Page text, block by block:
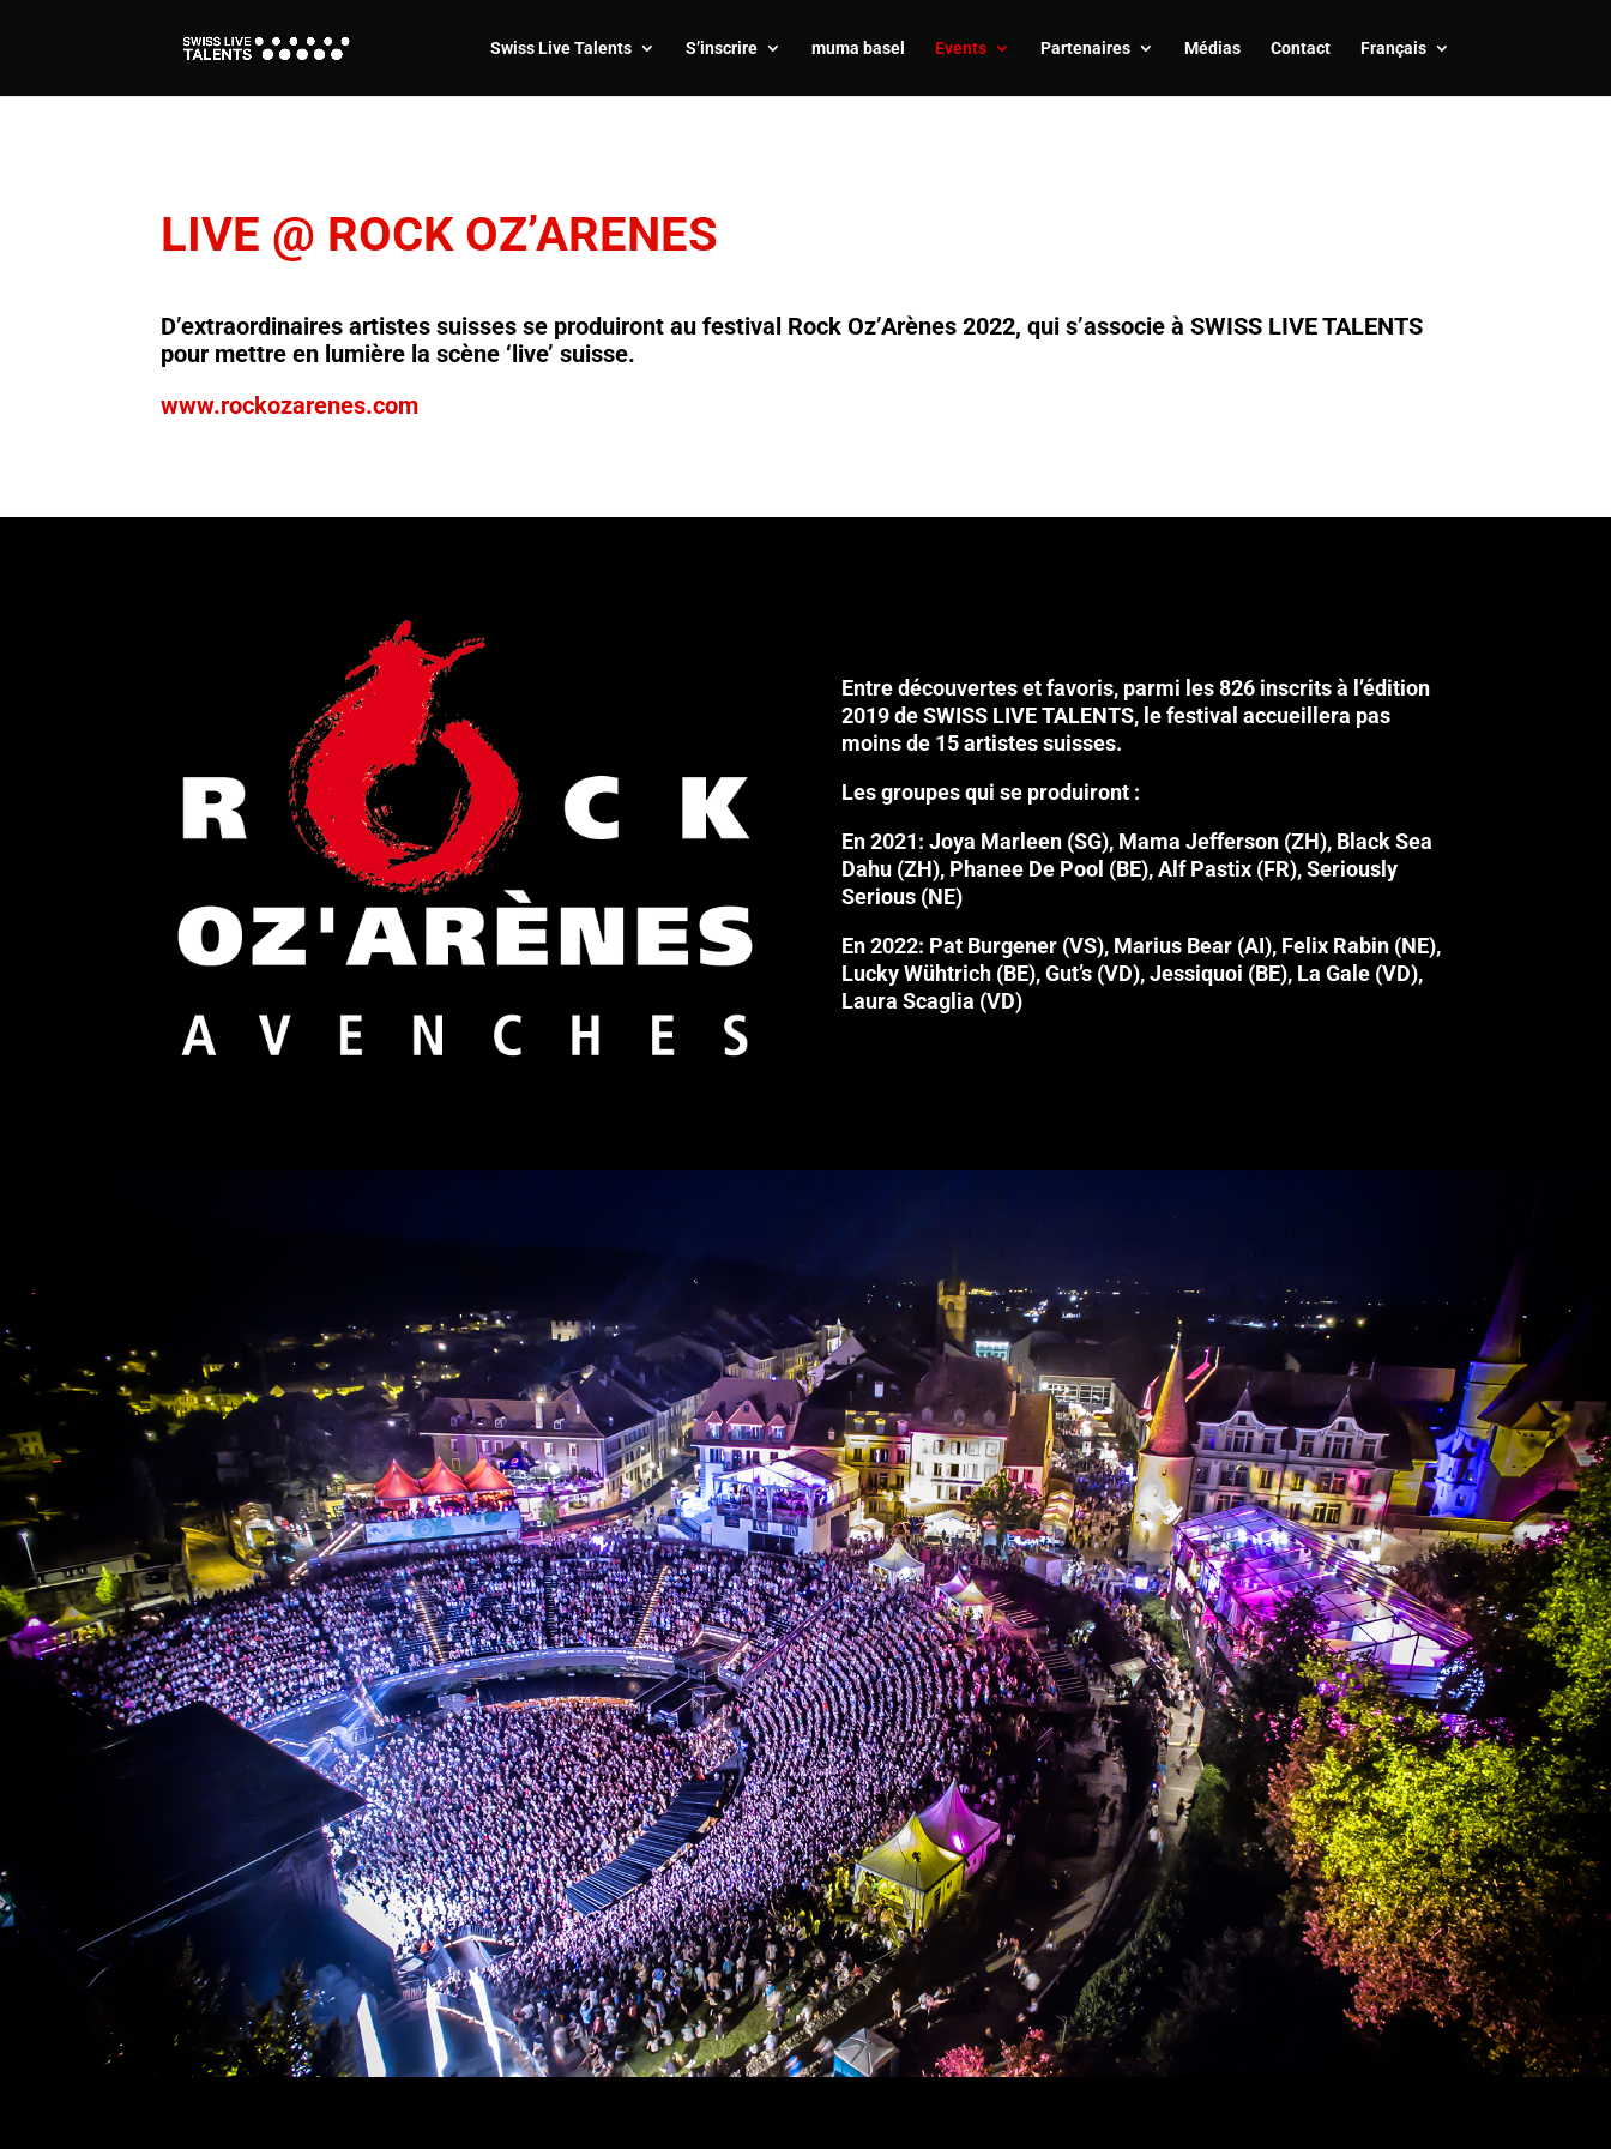
Swiss Live Talents S’inscrire muma basel Events Partenaires Médias Contact Français
LIVE @ ROCK OZ’ARENES
D’extraordinaires artistes suisses se produiront au festival Rock Oz’Arènes 2022, qui s’associe à SWISS LIVE TALENTS
pour mettre en lumière la scène ‘live’ suisse.
www.rockozarenes.com
Entre découvertes et favoris, parmi les 826 inscrits à l’édition
2019 de SWISS LIVE TALENTS, le festival accueillera pas
moins de 15 artistes suisses.
Les groupes qui se produiront :
En 2021: Joya Marleen (SG), Mama Jefferson (ZH), Black Sea
Dahu (ZH), Phanee De Pool (BE), Alf Pastix (FR), Seriously
Serious (NE)
En 2022: Pat Burgener (VS), Marius Bear (AI), Felix Rabin (NE),
Lucky Wühtrich (BE), Gut’s (VD), Jessiquoi (BE), La Gale (VD),
Laura Scaglia (VD)